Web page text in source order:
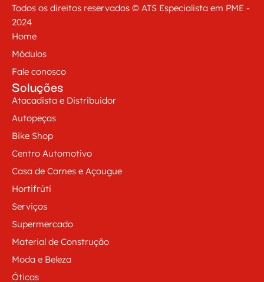
Todos os direitos reservados © ATS Especialista em PME -
2024
Home
Módulos
Fale conosco
Soluções
Atacadista e Distribuidor
Autopeças
Bike Shop
Centro Automotivo
Casa de Carnes e Açougue
Hortifrúti
Serviços
Supermercado
Material de Construção
Moda e Beleza
Óticas